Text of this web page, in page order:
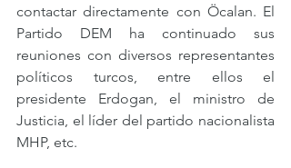
contactar directamente con Öcalan. El
Partido DEM ha continuado sus
reuniones con diversos representantes
políticos turcos, entre ellos el
presidente Erdogan, el ministro de
Justicia, el líder del partido nacionalista
MHP, etc.